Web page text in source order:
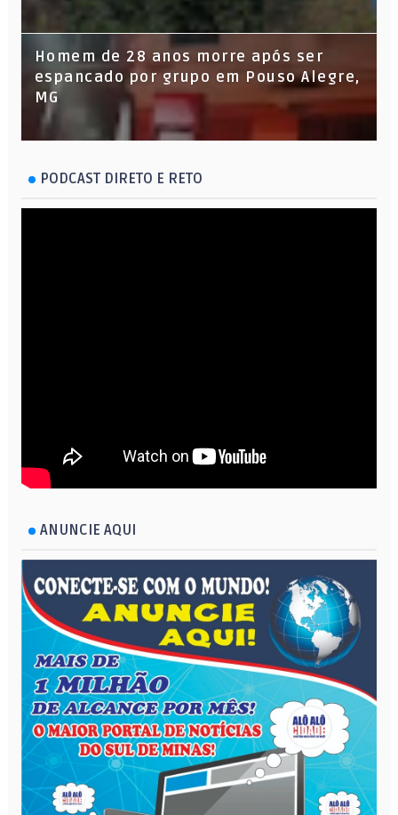
Homem de 28 anos morre após ser
espancado por grupo em Pouso Alegre,
MG
PODCAST DIRETO E RETO
ANUNCIE AQUI